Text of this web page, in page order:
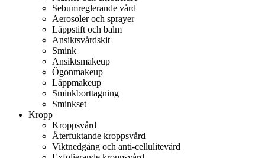
Sebumreglerande vård
Aerosoler och sprayer
Läppstift och balm
Ansiktsvårdskit
Smink
Ansiktsmakeup
Ögonmakeup
Läppmakeup
Sminkborttagning
Sminkset
Kropp
Kroppsvård
Återfuktande kroppsvård
Viktnedgång och anti-cellulitevård